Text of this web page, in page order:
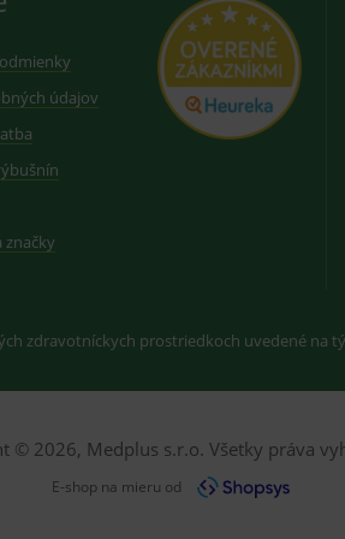
údajov
značky
zdravotníckych prostriedkoch uvedené na
© 2026, Medplus s.r.o. Všetky práva
E-shop na mieru od